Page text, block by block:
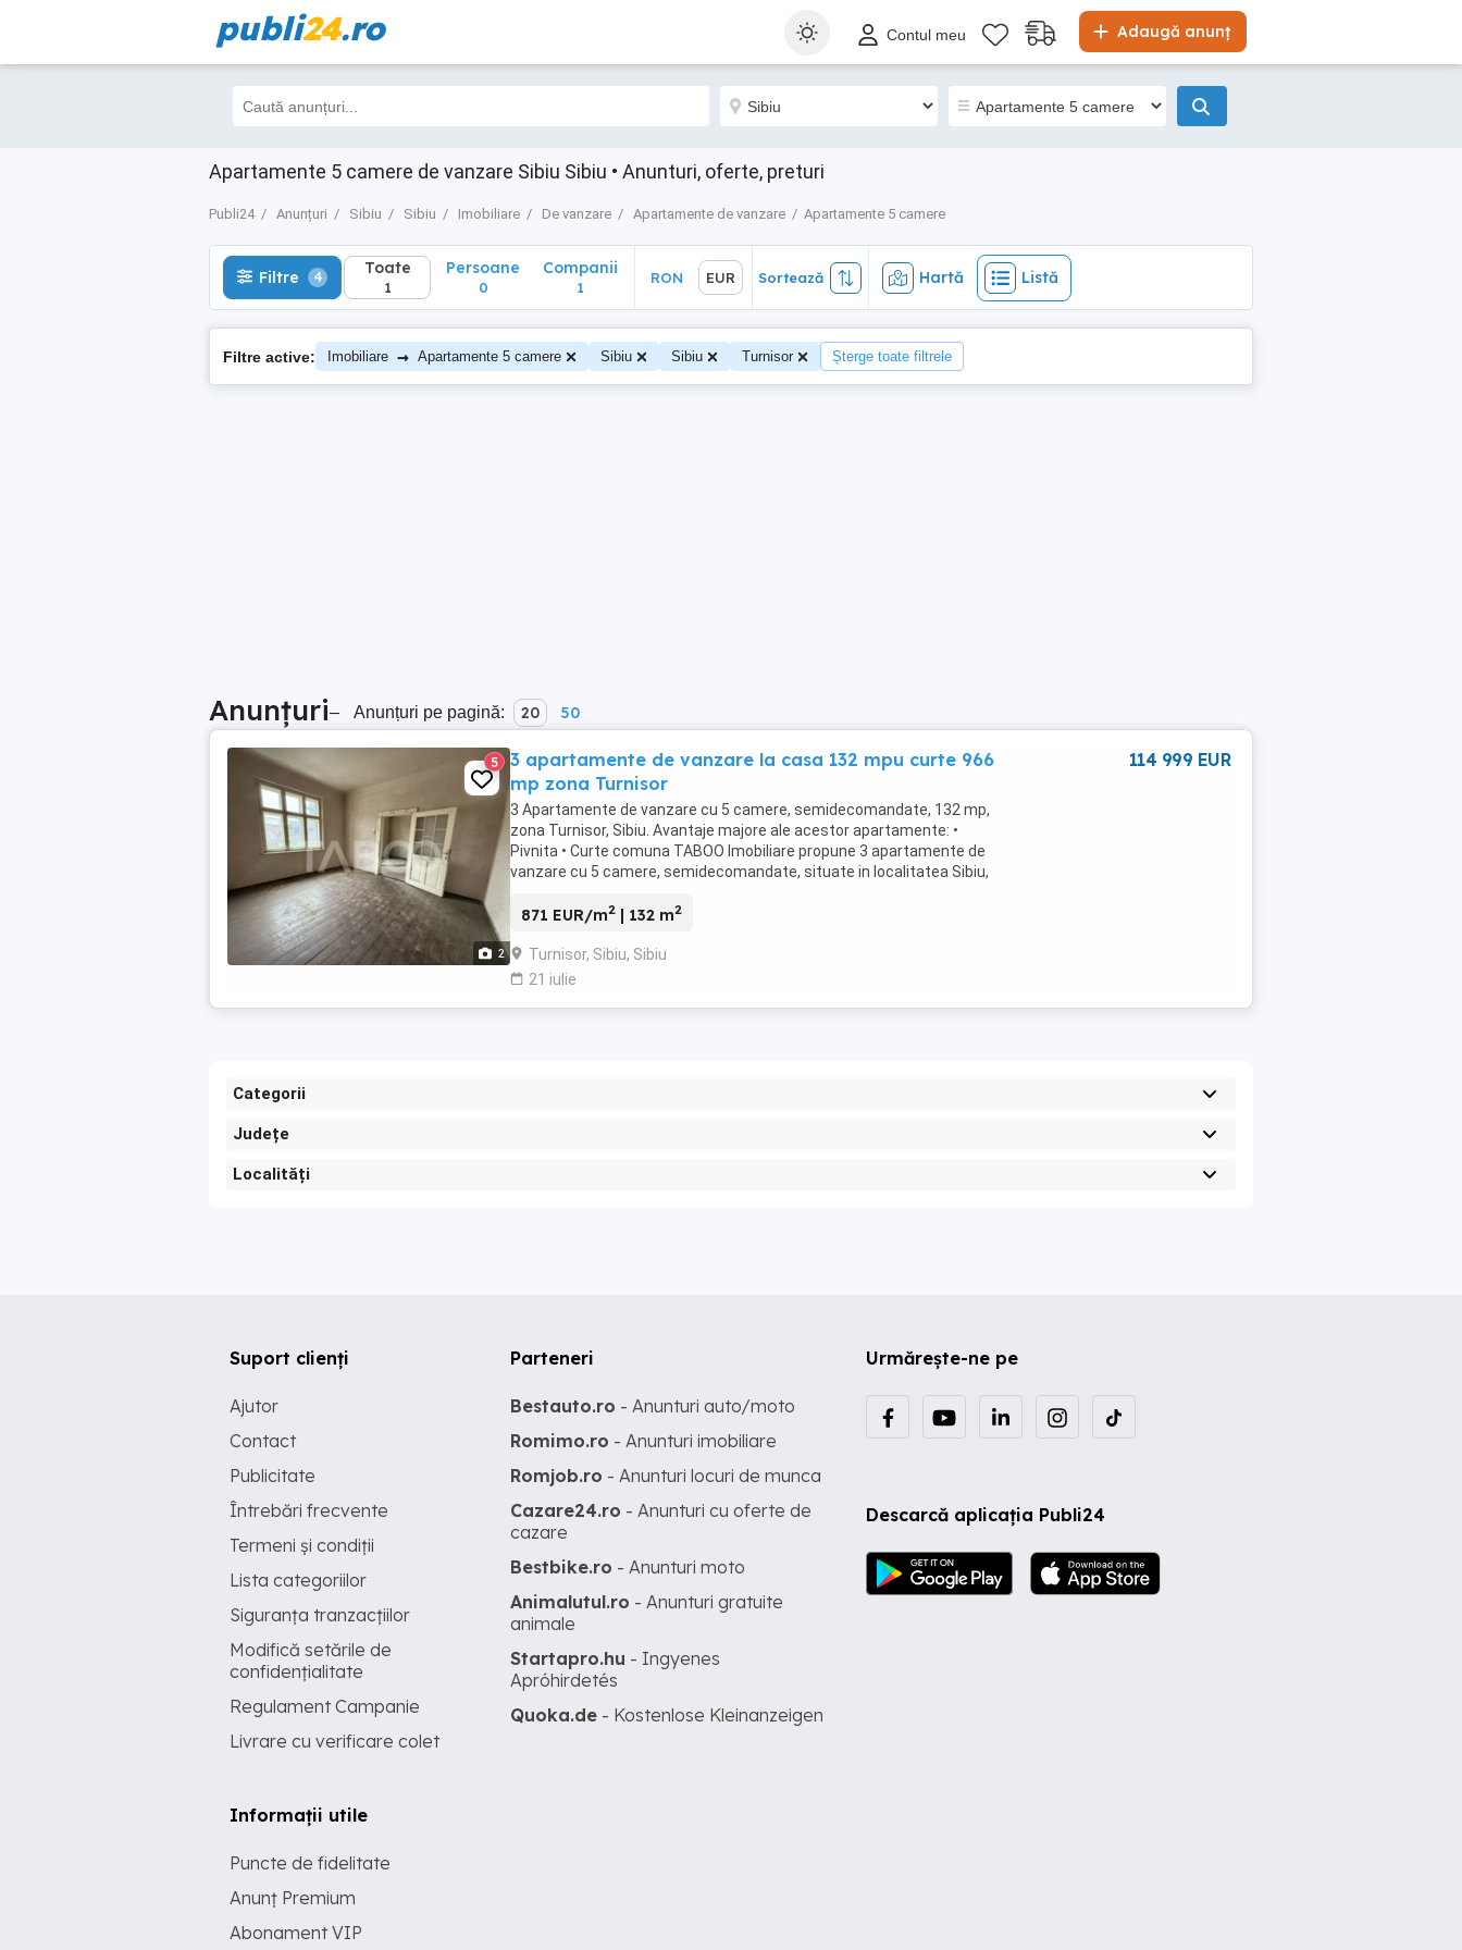
publi24.ro Adaugă anunț
Contul meu
Apartamente 5 camere de vanzare Sibiu Sibiu • Anunturi, oferte, preturi
Publi24 Anunțuri Sibiu Sibiu Imobiliare De vanzare Apartamente de vanzare Apartamente 5 camere
Filtre 4 Toate
1
Sortează Hartă Listă
Filtre 4 Toate
1
Persoane
0
Companii
1
RON EUR Sortează Hartă Listă
Filtre active: Imobiliare → Apartamente 5 camere Sibiu Sibiu Turnisor Șterge toate filtrele
Anunțuri– Anunțuri pe pagină: 20 50
2
5
3 apartamente de vanzare la casa 132 mpu curte 966
mp zona Turnisor
3 Apartamente de vanzare cu 5 camere, semidecomandate, 132 mp,
zona Turnisor, Sibiu. Avantaje majore ale acestor apartamente: •
Pivnita • Curte comuna TABOO Imobiliare propune 3 apartamente de
vanzare cu 5 camere, semidecomandate, situate in localitatea Sibiu,
871 EUR/m2 | 132 m2
Turnisor, Sibiu, Sibiu
21 iulie
114 999 EUR
Categorii
Județe
Localități
Urmărește-ne pe
Descarcă aplicația Publi24
Suport clienți
Ajutor
Contact
Publicitate
Întrebări frecvente
Termeni și condiții
Lista categoriilor
Siguranța tranzacțiilor
Modifică setările de
confidențialitate
Regulament Campanie
Livrare cu verificare colet
Informații utile
Puncte de fidelitate
Anunț Premium
Abonament VIP
Parteneri
Bestauto.ro - Anunturi auto/moto
Romimo.ro - Anunturi imobiliare
Romjob.ro - Anunturi locuri de munca
Cazare24.ro - Anunturi cu oferte de
cazare
Bestbike.ro - Anunturi moto
Animalutul.ro - Anunturi gratuite
animale
Startapro.hu - Ingyenes
Apróhirdetés
Quoka.de - Kostenlose Kleinanzeigen